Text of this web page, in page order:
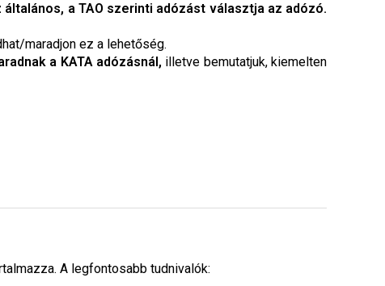
a TAO szerinti adózást választja az adózó.
maradjon ez a lehetőség.
a KATA adózásnál, illetve bemutatjuk, kiemelten
A legfontosabb tudnivalók: